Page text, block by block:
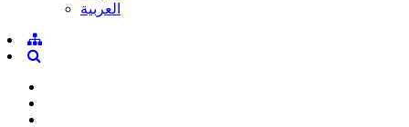
العربية